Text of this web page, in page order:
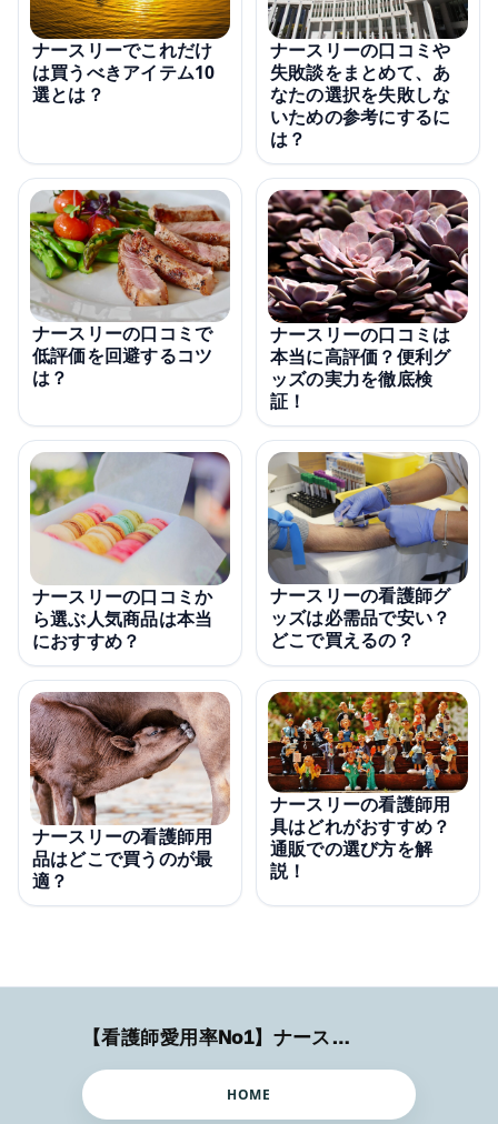
ナースリーでこれだけ
は買うべきアイテム10
選とは？
ナースリーの口コミや
失敗談をまとめて、あ
なたの選択を失敗しな
いための参考にするに
は？
ナースリーの口コミで
低評価を回避するコツ
は？
ナースリーの口コミは
本当に高評価？便利グ
ッズの実力を徹底検
証！
ナースリーの口コミか
ら選ぶ人気商品は本当
におすすめ？
ナースリーの看護師グ
ッズは必需品で安い？
どこで買えるの？
ナースリーの看護師用
品はどこで買うのが最
適？
ナースリーの看護師用
具はどれがおすすめ？
通販での選び方を解
説！
【看護師愛用率No1】ナースリーで人気の商品はコレ
HOME